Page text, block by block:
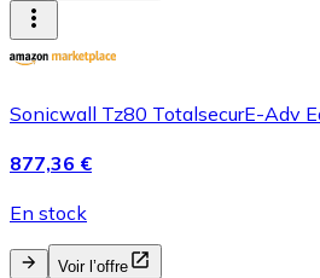
Sonicwall Tz80 TotalsecurE-Adv
877,36 €
En stock
Voir l’offre